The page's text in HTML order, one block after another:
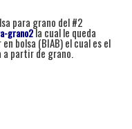
para grano del #2
grano2la cual le queda
bolsa (BIAB) el cual es el
a partir de grano.